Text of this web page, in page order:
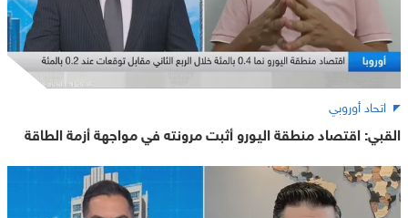
اتحاد أوروبي
القبي: اقتصاد منطقة اليورو أثبت مرونته في مواجهة أزمة الطاقة